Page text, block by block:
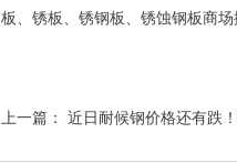
板 、 锈板 、 锈钢板 、 锈蚀钢板商场
上一篇： 近日耐候钢价格还有跌